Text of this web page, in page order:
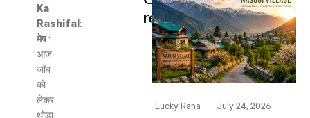
Ka
Rashifal:
मेष:
आज
जॉब
को
लेकर
थोड़ा
reading
Lucky Rana July 24, 2026